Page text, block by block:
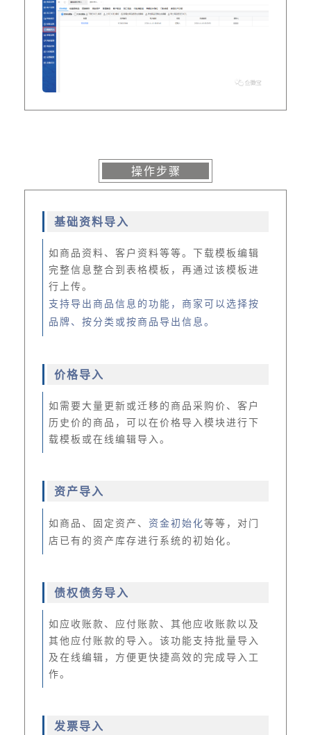
操作步骤
基础资料导入
如商品资料、客户资料等等。下载模板编辑
完整信息整合到表格模板，再通过该模板进
行上传。
支持导出商品信息的功能，商家可以选择按
品牌、按分类或按商品导出信息。
价格导入
如需要大量更新或迁移的商品采购价、客户
历史价的商品，可以在价格导入模块进行下
载模板或在线编辑导入。
资产导入
如商品、固定资产、 资金初始化等等，对门
店已有的资产库存进行系统的初始化。
债权债务导入
如应收账款、应付账款、其他应收账款以及
其他应付账款的导入。该功能支持批量导入
及在线编辑，方便更快捷高效的完成导入工
作。
发票导入